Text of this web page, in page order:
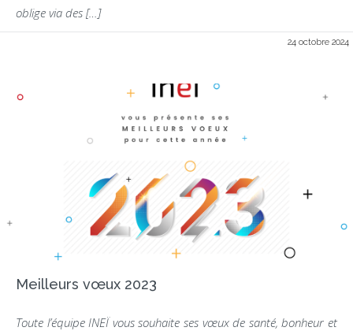
oblige via des […]
24 octobre 2024
Meilleurs vœux 2023
Toute l’équipe INEÏ vous souhaite ses vœux de santé, bonheur et